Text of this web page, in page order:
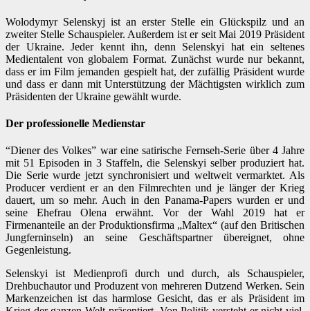
Wolodymyr Selenskyj ist an erster Stelle ein Glückspilz und an
zweiter Stelle Schauspieler. Außerdem ist er seit Mai 2019 Präsident
der Ukraine. Jeder kennt ihn, denn Selenskyi hat ein seltenes
Medientalent von globalem Format. Zunächst wurde nur bekannt,
dass er im Film jemanden gespielt hat, der zufällig Präsident wurde
und dass er dann mit Unterstützung der Mächtigsten wirklich zum
Präsidenten der Ukraine gewählt wurde.
Der professionelle Medienstar
“Diener des Volkes” war eine satirische Fernseh-Serie über 4 Jahre
mit 51 Episoden in 3 Staffeln, die Selenskyi selber produziert hat.
Die Serie wurde jetzt synchronisiert und weltweit vermarktet. Als
Producer verdient er an den Filmrechten und je länger der Krieg
dauert, um so mehr. Auch in den Panama-Papers wurden er und
seine Ehefrau Olena erwähnt. Vor der Wahl 2019 hat er
Firmenanteile an der Produktionsfirma „Maltex“ (auf den Britischen
Jungferninseln) an seine Geschäftspartner übereignet, ohne
Gegenleistung.
Selenskyi ist Medienprofi durch und durch, als Schauspieler,
Drehbuchautor und Produzent von mehreren Dutzend Werken. Sein
Markenzeichen ist das harmlose Gesicht, das er als Präsident im